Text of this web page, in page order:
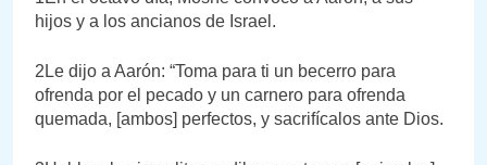
hijos y a los ancianos de Israel.
2Le dijo a Aarón: “Toma para ti un becerro para
ofrenda por el pecado y un carnero para ofrenda
quemada, [ambos] perfectos, y sacrifícalos ante Dios.